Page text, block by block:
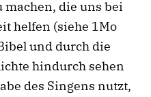
machen, die uns bei
helfen (siehe 1Mo
und durch die
hindurch sehen
des Singens nutzt,